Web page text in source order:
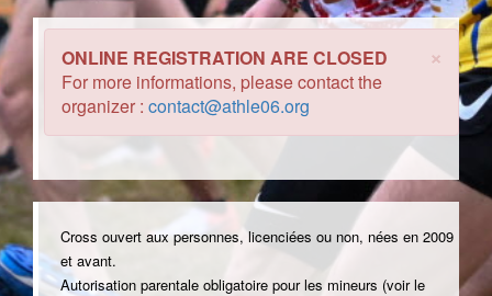
×
ONLINE REGISTRATION ARE CLOSED
For more informations, please contact the
organizer : contact@athle06.org
Cross ouvert aux personnes, licenciées ou non, nées en 2009
et avant.
Autorisation parentale obligatoire pour les mineurs (voir le